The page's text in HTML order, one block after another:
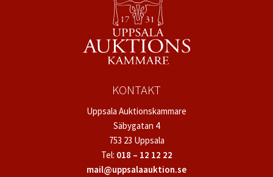
KONTAKT
Uppsala Auktionskammare
Säbygatan 4
753 23 Uppsala
Tel: 018 – 12 12 22
mail@uppsalaauktion.se